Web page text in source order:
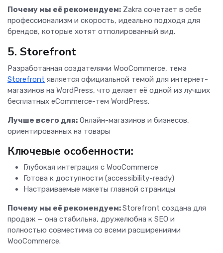
Почему мы её рекомендуем: Zakra сочетает в себе
профессионализм и скорость, идеально подходя для
брендов, которые хотят отполированный вид.
5. Storefront
Разработанная создателями WooCommerce, тема
Storefront является официальной темой для интернет-
магазинов на WordPress, что делает её одной из лучших
бесплатных eCommerce-тем WordPress.
Лучше всего для: Онлайн-магазинов и бизнесов,
ориентированных на товары
Ключевые особенности:
Глубокая интеграция с WooCommerce
Готова к доступности (accessibility-ready)
Настраиваемые макеты главной страницы
Почему мы её рекомендуем:Storefront создана для
продаж — она стабильна, дружелюбна к SEO и
полностью совместима со всеми расширениями
WooCommerce.